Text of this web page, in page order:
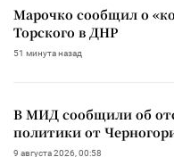
Марочко сообщил о
Торского в ДНР
51 минута назад
В МИД сообщили об
политики от
9 августа 2026, 00:58